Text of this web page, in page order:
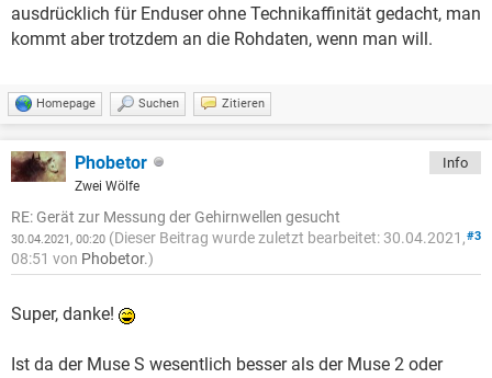
ausdrücklich für Enduser ohne Technikaffinität gedacht, man
kommt aber trotzdem an die Rohdaten, wenn man will.
Homepage Suchen Zitieren
Phobetor
Zwei Wölfe
Info
RE: Gerät zur Messung der Gehirnwellen gesucht
#3
30.04.2021, 00:20 (Dieser Beitrag wurde zuletzt bearbeitet: 30.04.2021,
08:51 von Phobetor.)
Super, danke!
Ist da der Muse S wesentlich besser als der Muse 2 oder